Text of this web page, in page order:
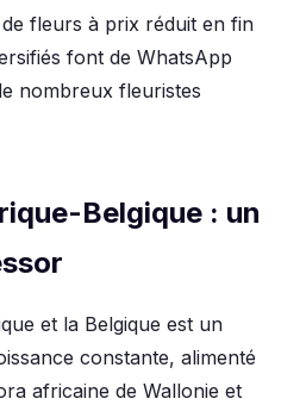
fleurs à prix réduit en fin
font de WhatsApp
nombreux fleuristes
Belgique : un
et la Belgique est un
constante, alimenté
africaine de Wallonie et